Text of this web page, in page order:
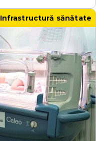
Infrastructură sănătate